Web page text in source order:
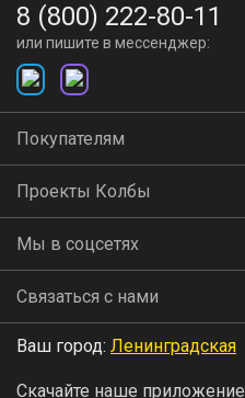
8 (800) 222-80-11
или пишите в мессенджер:
Покупателям
Проекты Колбы
Мы в соцсетях
Связаться с нами
Ваш город: Ленинградская
Скачайте наше приложение